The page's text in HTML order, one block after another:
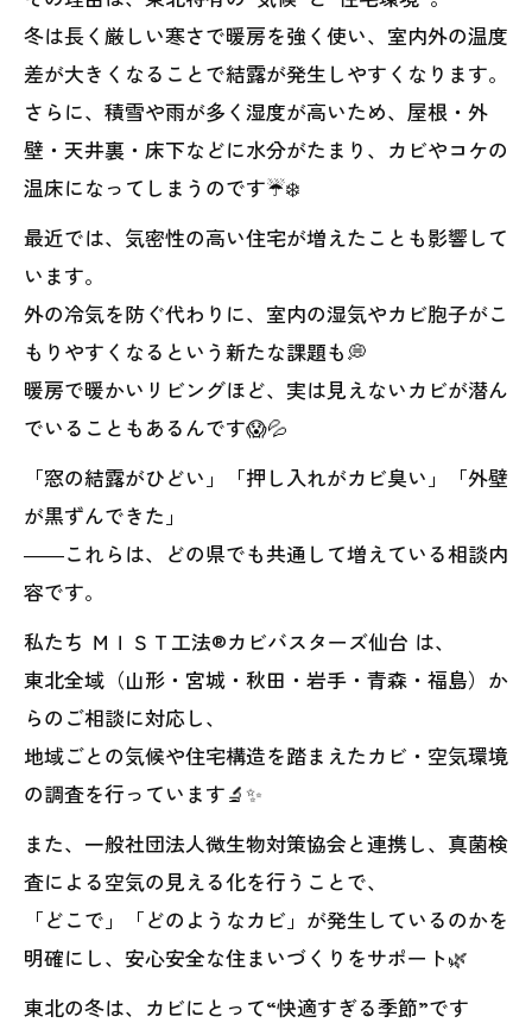
冬は長く厳しい寒さで暖房を強く使い、室内外の温度
差が大きくなることで結露が発生しやすくなります。
さらに、積雪や雨が多く湿度が高いため、屋根・外
壁・天井裏・床下などに水分がたまり、カビやコケの
温床になってしまうのです☔❄️
最近では、気密性の高い住宅が増えたことも影響して
います。
外の冷気を防ぐ代わりに、室内の湿気やカビ胞子がこ
もりやすくなるという新たな課題も💭
暖房で暖かいリビングほど、実は見えないカビが潜ん
でいることもあるんです😱💦
「窓の結露がひどい」「押し入れがカビ臭い」「外壁
が黒ずんできた」
――これらは、どの県でも共通して増えている相談内
容です。
私たち ＭＩＳＴ工法®カビバスターズ仙台 は、
東北全域（山形・宮城・秋田・岩手・青森・福島）か
らのご相談に対応し、
地域ごとの気候や住宅構造を踏まえたカビ・空気環境
の調査を行っています🔬✨
また、一般社団法人微生物対策協会と連携し、真菌検
査による空気の見える化を行うことで、
「どこで」「どのようなカビ」が発生しているのかを
明確にし、安心安全な住まいづくりをサポート🌿
東北の冬は、カビにとって“快適すぎる季節”です